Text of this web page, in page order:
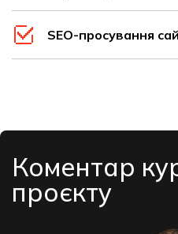
SEO-просування
Коментар
проєкту